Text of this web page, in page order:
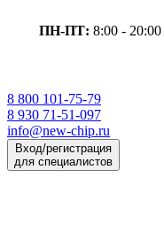
ПН-ПТ: 8:00 - 20:00
8 800 101-75-79
8 930 71-51-097
info@new-chip.ru
Вход/регистрация
для специалистов